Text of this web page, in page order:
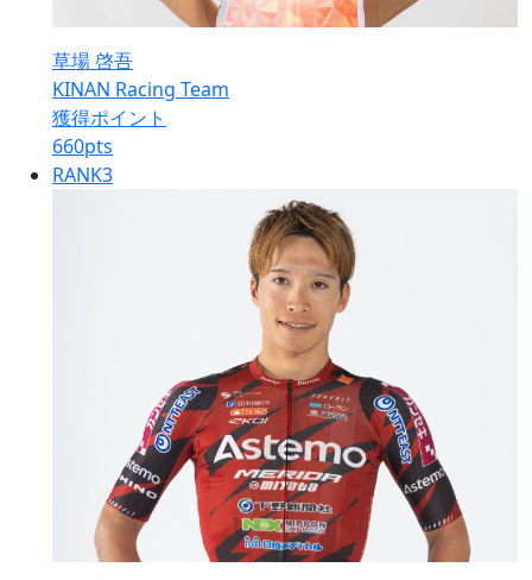
草場 啓吾
KINAN Racing Team
獲得ポイント
660pts
RANK3